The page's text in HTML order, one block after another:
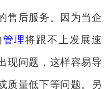
售后服务。因为当企
管理将跟不上发展速
现问题，这样容易导
质量低下等问题。另